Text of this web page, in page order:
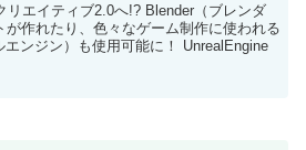
リエイティブ2.0へ!? Blender（ブレンダ
が作れたり、色々なゲーム制作に使われる
エンジン）も使用可能に！ UnrealEngine